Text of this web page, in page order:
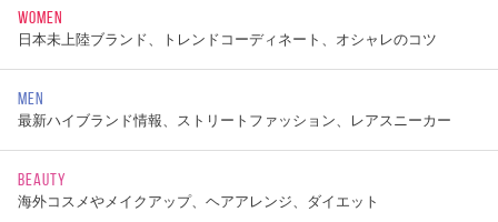
WOMEN
日本未上陸ブランド、トレンドコーディネート、オシャレのコツ
MEN
最新ハイブランド情報、ストリートファッション、レアスニーカー
BEAUTY
海外コスメやメイクアップ、ヘアアレンジ、ダイエット